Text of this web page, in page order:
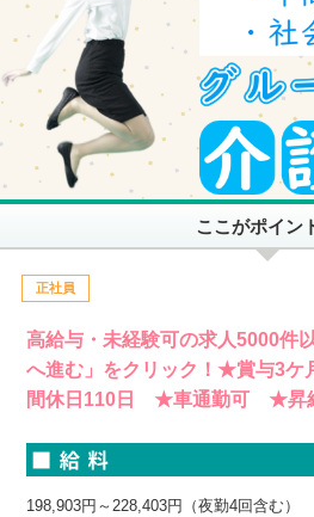
ここがポイン
正社員
高給与・未経験可の求人5000件
へ進む」をクリック！★賞与3
間休日110日 ★車通勤可 ★昇
198,903円～228,403円（夜勤4回含む）